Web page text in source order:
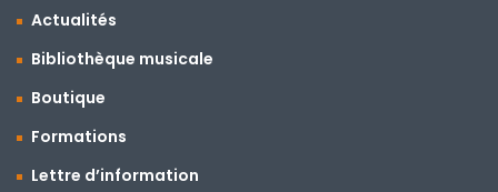
Actualités
Bibliothèque musicale
Boutique
Formations
Lettre d’information